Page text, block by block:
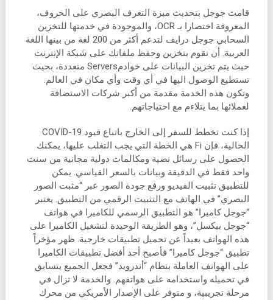
قامت جوجل بتحديث ميزة التعرف البصري على الحروف،
المعروفة اختصارا بـ OCR، والموجودة في خدمتها للتخزين
السحابي جوجل درايف لتدعم أكثر من 200 لغة من بينها اللغة
العربية. أن تقوم بتخزين وحفظ ملفاتك على شبكة الإنترنت
حيث يتم تخزين البيانات على خوادمServers متعددة، بحيث
تستطيع الوصول اليها في أي وقت وأي مكان في العالم.
وتكون هذه الخدمة مقدمة من أكبر شركات الاستضافة
لعملائها بما يتلاءم مع احتياجاتهم.
إذا كنت تخطط للسفر إلى الخارج باتباع قيود COVID-19
الحالية، فإن Fi هي الخطة التي يجب التغلب عليها، يمكنك
الحصول على رسائل نصية ومكالمات دولية مجانية من سنت
واحد فقط في الدقيقة وبيانات بالسعر القياسي. يمكن
للتطبيق تثبيت الفيديو ورفع جودة الصور عبر “مثبت الصور
البصري” في الهاتف مع التثبيت الرقمي من التطبيق. يعتبر
“جوجل كاميرا” هو التطبيق الرسمي للكاميرا في هواتف
“جوجل بيكسل”، وهو الطريقة الوحيدة لتشغيل الكاميرا على
هذه الهواتف بعيداً عن تحميل تطبيقات خارجية. ظهر مؤخراً
تطبيق “جوجل كاميرا” فأصبح أحد أفضل تطبيقات الكاميرا
على الهواتف العاملة بنظام “أندرويد” فجعل الجميع يتسابق
في تحميله واستخدامه على هواتفهم. والخدمة لا تزال في
مرحلة تجريبية، و متوفر على الإصدار الأمريكي من محرك